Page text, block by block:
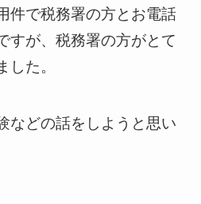
件で税務署の方とお電話
すが、税務署の方がとて
した。
などの話をしようと思い